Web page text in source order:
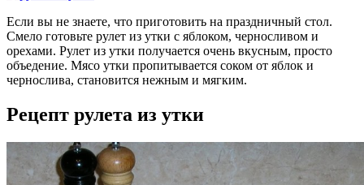
Если вы не знаете, что приготовить на праздничный стол.
Смело готовьте рулет из утки с яблоком, черносливом и
орехами. Рулет из утки получается очень вкусным, просто
объедение. Мясо утки пропитывается соком от яблок и
чернослива, становится нежным и мягким.
Рецепт рулета из утки